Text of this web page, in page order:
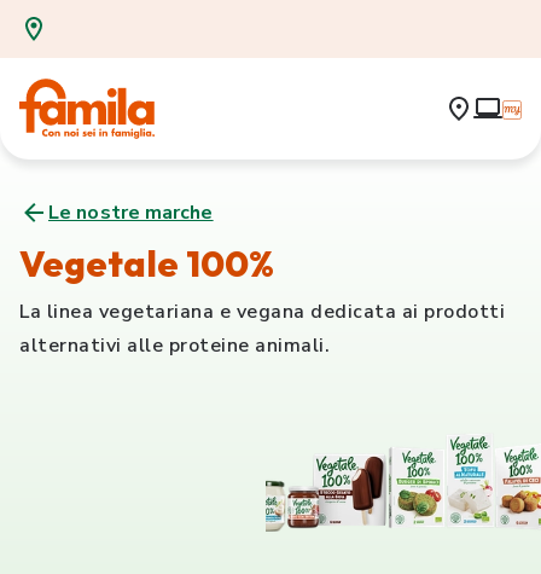
Le nostre marche
Vegetale 100%
La linea vegetariana e vegana dedicata ai prodotti
alternativi alle proteine animali.